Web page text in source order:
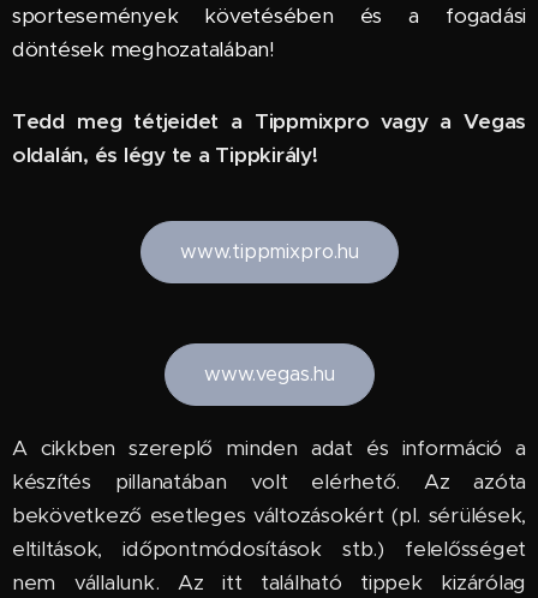
sportesemények követésében és a fogadási
döntések meghozatalában!
Tedd meg tétjeidet a Tippmixpro vagy a Vegas
oldalán, és légy te a Tippkirály!
www.tippmixpro.hu
www.vegas.hu
A cikkben szereplő minden adat és információ a
készítés pillanatában volt elérhető. Az azóta
bekövetkező esetleges változásokért (pl. sérülések,
eltiltások, időpontmódosítások stb.) felelősséget
nem vállalunk. Az itt található tippek kizárólag